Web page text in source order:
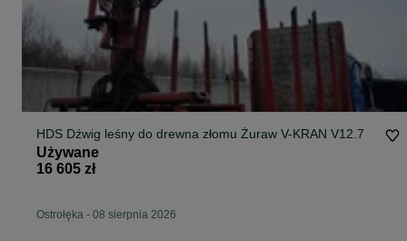
HDS Dźwig leśny do drewna złomu Żuraw V-KRAN V12.7
Używane
16 605 zł
Ostrołęka - 08 sierpnia 2026